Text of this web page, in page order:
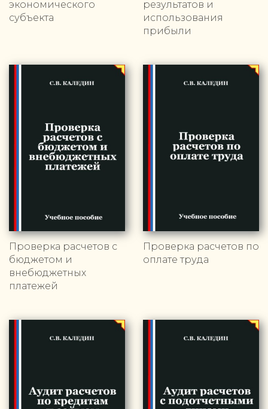
экономического
субъекта
результатов и
использования
прибыли
Проверка расчетов с
бюджетом и
внебюджетных
платежей
Проверка расчетов по
оплате труда